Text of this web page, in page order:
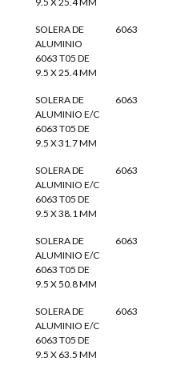
SOLERA DE
ALUMINIO
6063 T05 DE
9.5 X 25.4 MM
6063
SOLERA DE
ALUMINIO E/C
6063 T05 DE
9.5 X 31.7 MM
6063
SOLERA DE
ALUMINIO E/C
6063 T05 DE
9.5 X 38.1 MM
6063
SOLERA DE
ALUMINIO E/C
6063 T05 DE
9.5 X 50.8 MM
6063
SOLERA DE
ALUMINIO E/C
6063 T05 DE
9.5 X 63.5 MM
6063